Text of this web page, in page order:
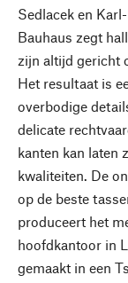
Sedlacek en
Bauhaus zegt
zijn altijd gericht
Het resultaat is
overbodige
delicate
kanten kan laten
kwaliteiten. De
op de beste
produceert het
hoofdkantoor in
gemaakt in een